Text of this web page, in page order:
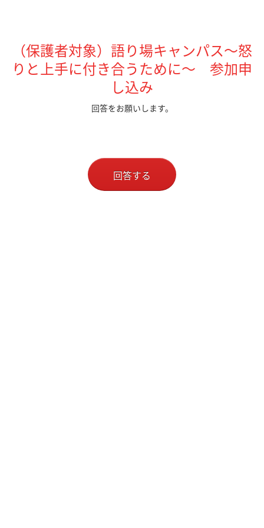
（保護者対象）語り場キャンパス～怒
りと上手に付き合うために～ 参加申
し込み
回答をお願いします。
回答する